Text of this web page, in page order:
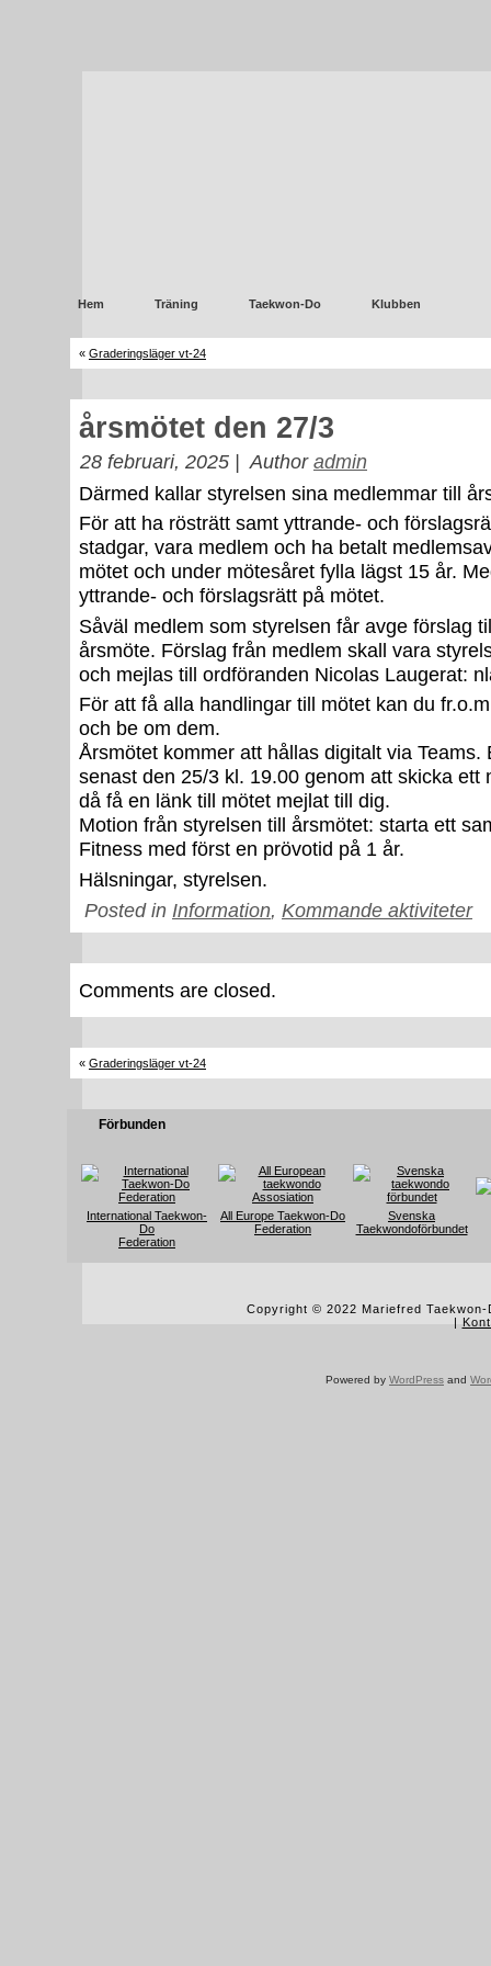
Hem Träning Taekwon-Do Klubben
« Graderingsläger vt-24
årsmötet den 27/3
28 februari, 2025 | Authoradmin
Därmed kallar styrelsen sina medlemmar till
För att ha rösträtt samt yttrande- och
stadgar, vara medlem och ha betalt
mötet och under mötesåret fylla lägst 15 år.
yttrande- och förslagsrätt på mötet.
Såväl medlem som styrelsen får avge förslag
årsmöte. Förslag från medlem skall vara
och mejlas till ordföranden Nicolas Laugerat:
För att få alla handlingar till mötet kan du
och be om dem.
Årsmötet kommer att hållas digitalt via
senast den 25/3 kl. 19.00 genom att skicka ett
då få en länk till mötet mejlat till dig.
Motion från styrelsen till årsmötet: starta ett
Fitness med först en prövotid på 1 år.
Hälsningar, styrelsen.
Posted in Information, Kommande aktiviteter
Comments are closed.
« Graderingsläger vt-24
Förbunden
International Taekwon-
Do
Federation
All Europe Taekwon-Do
Federation
Svenska
Taekwondoförbundet
Copyright © 2022 Mariefred
|
Powered by WordPress and